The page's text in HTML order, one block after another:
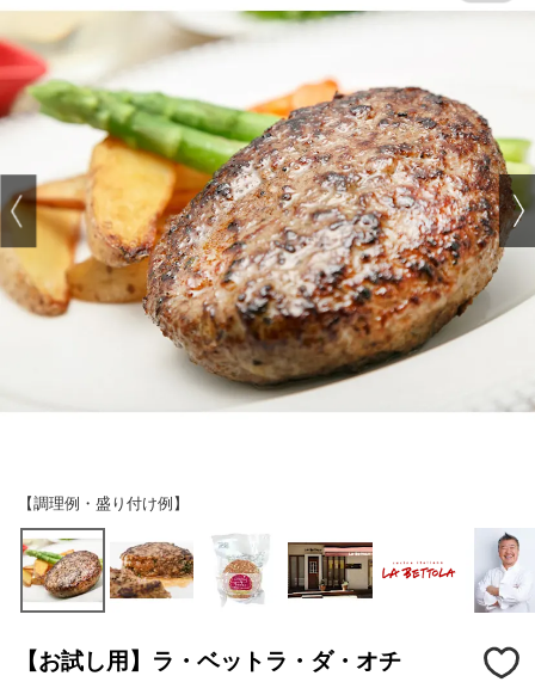
【調理例・盛り付け例】
【お試し用】ラ・ベットラ・ダ・オチ